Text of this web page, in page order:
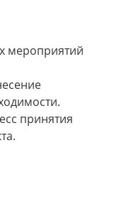
мероприятий
принятия